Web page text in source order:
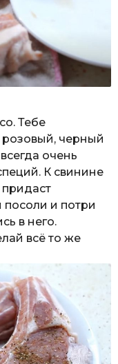
Тебе
розовый, черный
очень
К свинине
и потри
в него.
всё то же